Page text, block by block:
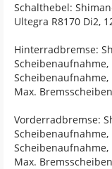
Schalthebel:
Ultegra R8170 Di2,
Hinterradbremse:
Scheibenaufnahme,
Scheibenaufnahme,
Max.
Vorderradbremse:
Scheibenaufnahme,
Scheibenaufnahme,
Max.